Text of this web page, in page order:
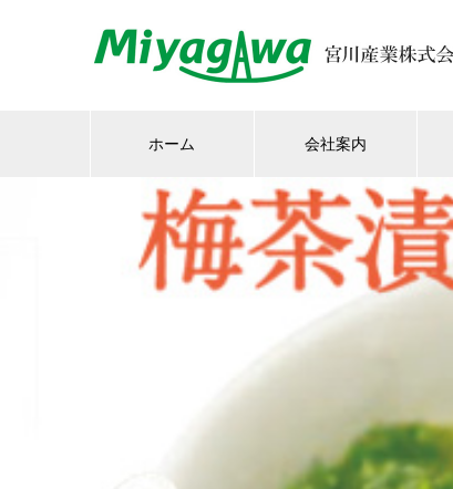
ホーム 会社案内